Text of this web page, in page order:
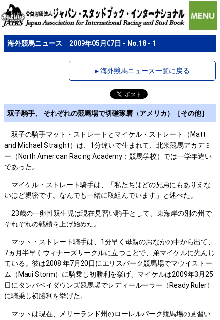
海外競馬ニュース 2009年05月07日 - No.18 - 1
▸ 海外競馬ニュース一覧に戻る
双子騎手、 それぞれの競馬場で切磋琢磨（アメリカ）［その他］
双子の騎手マット・ストレートとマイケル・ストレート（Matt
and Michael Straight）は、1分違いで生まれて、北米競馬アカデミ
ー（North American Racing Academy：競馬学校）では一学年違い
であった。
マイケル・ストレート騎手は、「私たちはどの兄弟にもありえな
いほど親密です。なんでも一緒に取組んでいます」と述べた。
23歳の一卵性双生児は現在見習い騎手として、東海岸の別の州で
それぞれの戦績を上げ始めた。
マット・ストレート騎手は、1分早く母親のおなかの中から出て、
7ヵ月半早くウィナーズサークルに立つことで、弟マイケルに先んじ
ている。彼は2008 年7月20日にエリスパーク競馬場でマウイストー
ム（Maui Storm）に騎乗し初勝利を挙げ、マイケルは2009年3月25
日にタンパベイダウンズ競馬場でレディールーラー（Ready Ruler）
に騎乗し初勝利を挙げた。
マットは現在、メリーランド州のローレルパーク競馬場の見習い